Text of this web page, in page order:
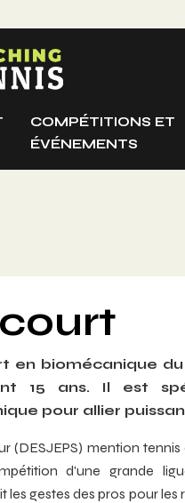
COMPÉTITIONS ET
ÉVÉNEMENTS
en biomécanique
15 ans. Il est
pour allier
(DESJEPS) mention
d'une grande
gestes des pros pour